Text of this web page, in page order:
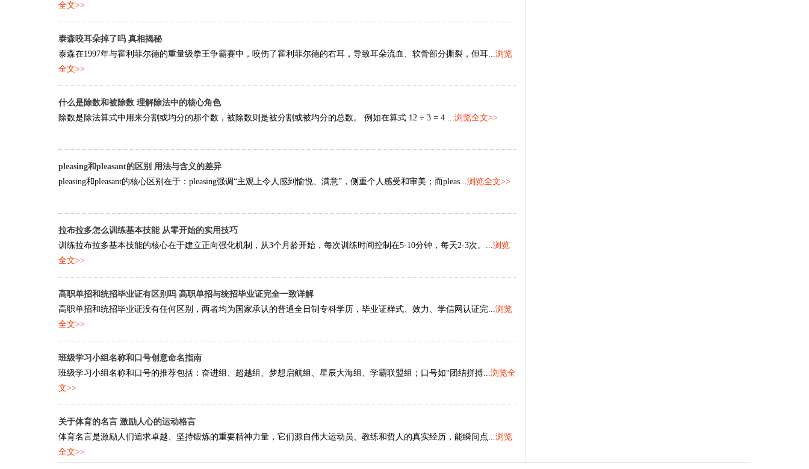
全文>>
泰森咬耳朵掉了吗 真相揭秘
泰森在1997年与霍利菲尔德的重量级拳王争霸赛中，咬伤了霍利菲尔德的右耳，导致耳朵流血、软骨部分撕裂，但耳...浏览
全文>>
什么是除数和被除数 理解除法中的核心角色
除数是除法算式中用来分割或均分的那个数，被除数则是被分割或被均分的总数。 例如在算式 12 ÷ 3 = 4 ...浏览全文>>
pleasing和pleasant的区别 用法与含义的差异
pleasing和pleasant的核心区别在于：pleasing强调“主观上令人感到愉悦、满意”，侧重个人感受和审美；而pleas...浏览全文>>
拉布拉多怎么训练基本技能 从零开始的实用技巧
训练拉布拉多基本技能的核心在于建立正向强化机制，从3个月龄开始，每次训练时间控制在5-10分钟，每天2-3次。...浏览
全文>>
高职单招和统招毕业证有区别吗 高职单招与统招毕业证完全一致详解
高职单招和统招毕业证没有任何区别，两者均为国家承认的普通全日制专科学历，毕业证样式、效力、学信网认证完...浏览
全文>>
班级学习小组名称和口号创意命名指南
班级学习小组名称和口号的推荐包括：奋进组、超越组、梦想启航组、星辰大海组、学霸联盟组；口号如“团结拼搏...浏览全
文>>
关于体育的名言 激励人心的运动格言
体育名言是激励人们追求卓越、坚持锻炼的重要精神力量，它们源自伟大运动员、教练和哲人的真实经历，能瞬间点...浏览
全文>>